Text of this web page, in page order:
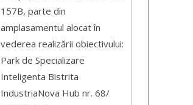
157B, parte din
amplasamentul alocat în
vederea realizării obiectivului:
Park de Specializare
Inteligenta Bistrita
IndustriaNova Hub nr. 68/